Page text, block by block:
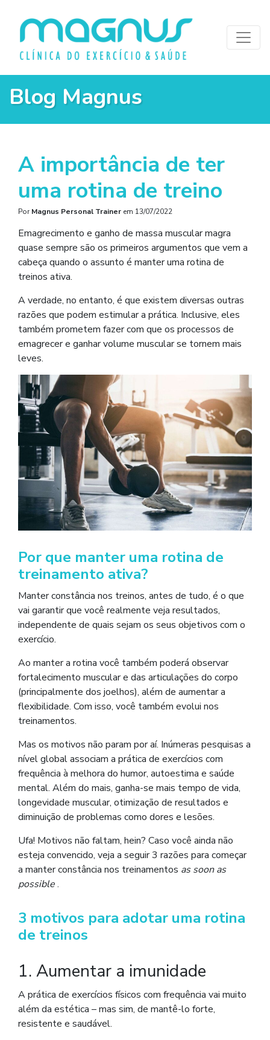
Blog Magnus
A importância de ter
uma rotina de treino
PorMagnus Personal Trainer em 13/07/2022
Emagrecimento e ganho de massa muscular magra
quase sempre são os primeiros argumentos que vem a
cabeça quando o assunto é manter uma rotina de
treinos ativa.
A verdade, no entanto, é que existem diversas outras
razões que podem estimular a prática. Inclusive, eles
também prometem fazer com que os processos de
emagrecer e ganhar volume muscular se tornem mais
leves.
Por que manter uma rotina de
treinamento ativa?
Manter constância nos treinos, antes de tudo, é o que
vai garantir que você realmente veja resultados,
independente de quais sejam os seus objetivos com o
exercício.
Ao manter a rotina você também poderá observar
fortalecimento muscular e das articulações do corpo
(principalmente dos joelhos), além de aumentar a
flexibilidade. Com isso, você também evolui nos
treinamentos.
Mas os motivos não param por aí. Inúmeras pesquisas a
nível global associam a prática de exercícios com
frequência à melhora do humor, autoestima e saúde
mental. Além do mais, ganha-se mais tempo de vida,
longevidade muscular, otimização de resultados e
diminuição de problemas como dores e lesões.
Ufa! Motivos não faltam, hein? Caso você ainda não
esteja convencido, veja a seguir 3 razões para começar
a manter constância nos treinamentos as soon as
possible.
3 motivos para adotar uma rotina
de treinos
1. Aumentar a imunidade
A prática de exercícios físicos com frequência vai muito
além da estética – mas sim, de mantê-lo forte,
resistente e saudável.